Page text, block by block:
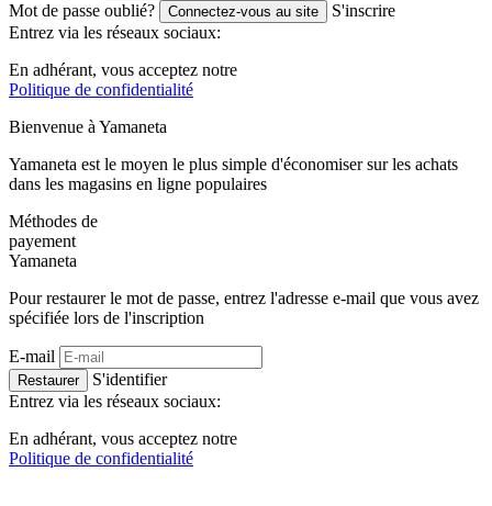
Mot de passe oublié?
Connectez-vous au site
S'inscrire
Entrez via les réseaux sociaux:
En adhérant, vous acceptez notre
Politique de confidentialité
Bienvenue à Yamaneta
Yamaneta est le moyen le plus simple d'économiser sur les achats
dans les magasins en ligne populaires
Méthodes de
payement
Yamaneta
Pour restaurer le mot de passe, entrez l'adresse e-mail que vous avez
spécifiée lors de l'inscription
E-mail
Restaurer
S'identifier
Entrez via les réseaux sociaux:
En adhérant, vous acceptez notre
Politique de confidentialité